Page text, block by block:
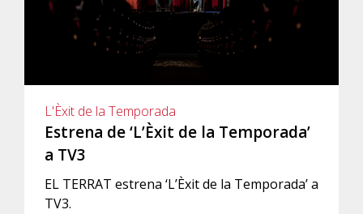
L'Èxit de la Temporada
Estrena de ‘L’Èxit de la Temporada’
a TV3
EL TERRAT estrena ‘L’Èxit de la Temporada’ a
TV3.